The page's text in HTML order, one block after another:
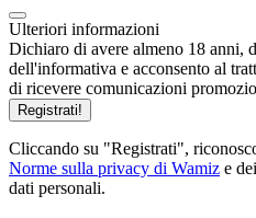
Ulteriori informazioni
Dichiaro di avere almeno 18 anni,
dell'informativa e acconsento al
di ricevere comunicazioni
Registrati!
Cliccando su "Registrati",
Norme sulla privacy di Wamiz e
dati personali.